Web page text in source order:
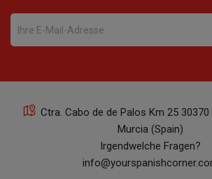
Ctra. Cabo de de Palos Km 25
Murcia (Spain)
Irgendwelche Fragen?